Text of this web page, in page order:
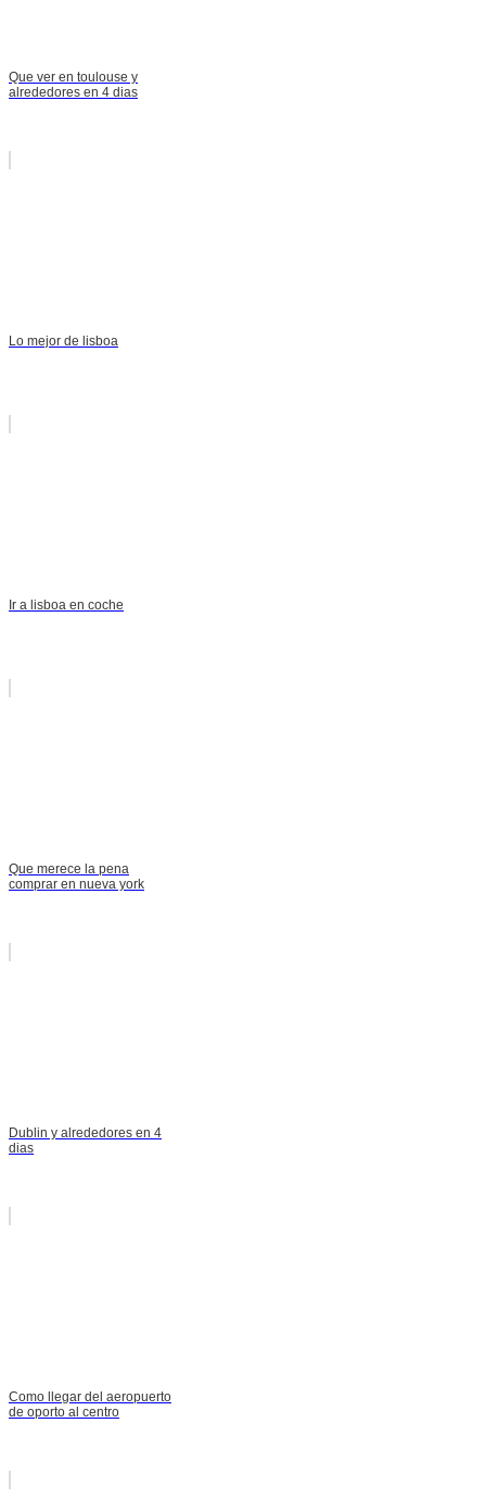
Que ver en toulouse y
alrededores en 4 dias
Lo mejor de lisboa
Ir a lisboa en coche
Que merece la pena
comprar en nueva york
Dublin y alrededores en 4
dias
Como llegar del aeropuerto
de oporto al centro